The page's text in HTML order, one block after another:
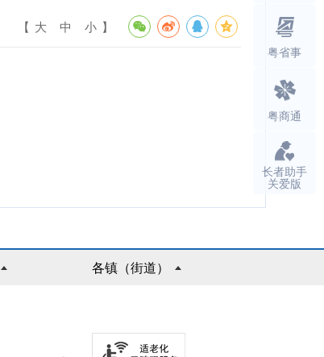
【 大 中 小 】
粤省事
粤商通
长者助手
关爱版
各镇（街道）